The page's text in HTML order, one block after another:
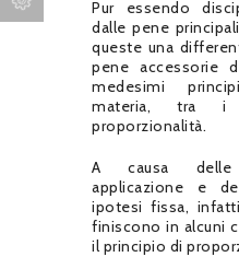
Pur essendo
dalle pene
queste una
pene accessorie
medesimi
materia, tra
proporzionalità.
A causa delle
applicazione e
ipotesi fissa,
finiscono in alcuni
il principio di